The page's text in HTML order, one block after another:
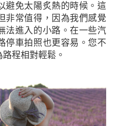
避免太陽炙熱的時候。這
非常值得，因為我們感覺
法進入的小路。在一些汽
停車拍照也更容易。您不
程相對輕鬆。